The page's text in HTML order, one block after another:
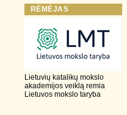
RĖMĖJAS
Lietuvių katalikų mokslo
akademijos veiklą remia
Lietuvos mokslo taryba